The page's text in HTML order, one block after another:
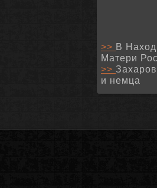
>> В
Матери
>>
и немца